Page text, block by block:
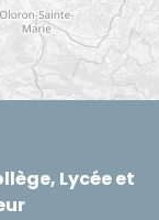
Lycée et